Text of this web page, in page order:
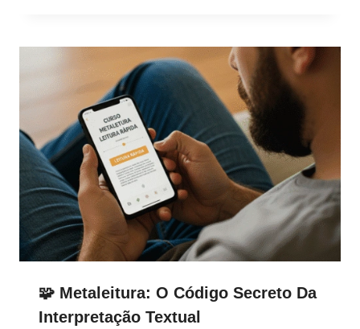
🧩 Metaleitura: O Código Secreto Da
Interpretação Textual